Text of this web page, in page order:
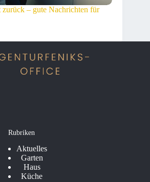
– gute Nachrichten für
Rubriken
Aktuelles
Garten
Haus
Küche